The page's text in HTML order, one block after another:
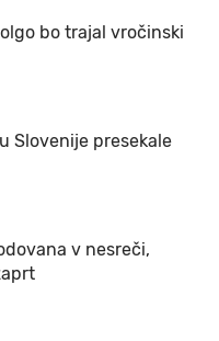
bo trajal vročinski
Slovenije presekale
v nesreči,